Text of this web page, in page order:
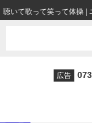
聴いて歌って笑って体操 |
広告